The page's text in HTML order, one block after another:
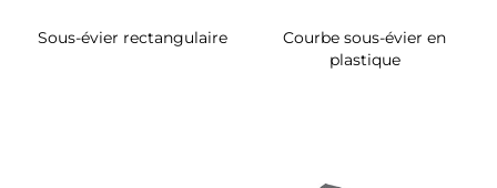
Sous-évier rectangulaire
Courbe sous-évier en
plastique